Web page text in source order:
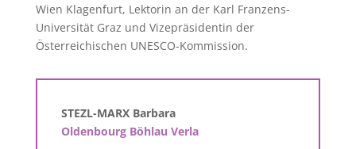
Wien Klagenfurt, Lektorin an der Karl Franzens-
Universität Graz und Vizepräsidentin der
Österreichischen UNESCO-Kommission.
STEZL-MARX Barbara
Oldenbourg Böhlau Verla